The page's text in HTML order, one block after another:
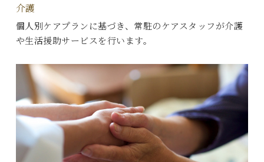
介護
個人別ケアプランに基づき、常駐のケアスタッフが介護
や生活援助サービスを行います。